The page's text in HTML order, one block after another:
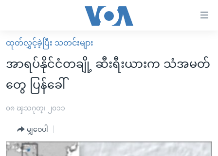
လွယ်ကူ
စေ
Link
များ
အကြောင်းအရာ
မူလစာမျက်နှာ
မြန်မာ
ကမ္ဘာ့သတင်းများ
ရပ်ဝန်းတခု လမ်းတခု အလွန်
ထုတ်လွှင့်ခဲ့ပြီး သတင်းများ
အာရပ်နိုင်ငံတချို့ ဆီးရီးယားက သံအမတ်
တွေ ပြန်ခေါ်
၀၈ ၾသဂုတ္၊ ၂၀၁၁
မျှဝေပါ